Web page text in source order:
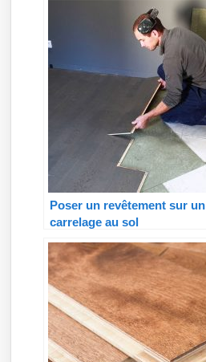
Poser un revêtement sur un
carrelage au sol